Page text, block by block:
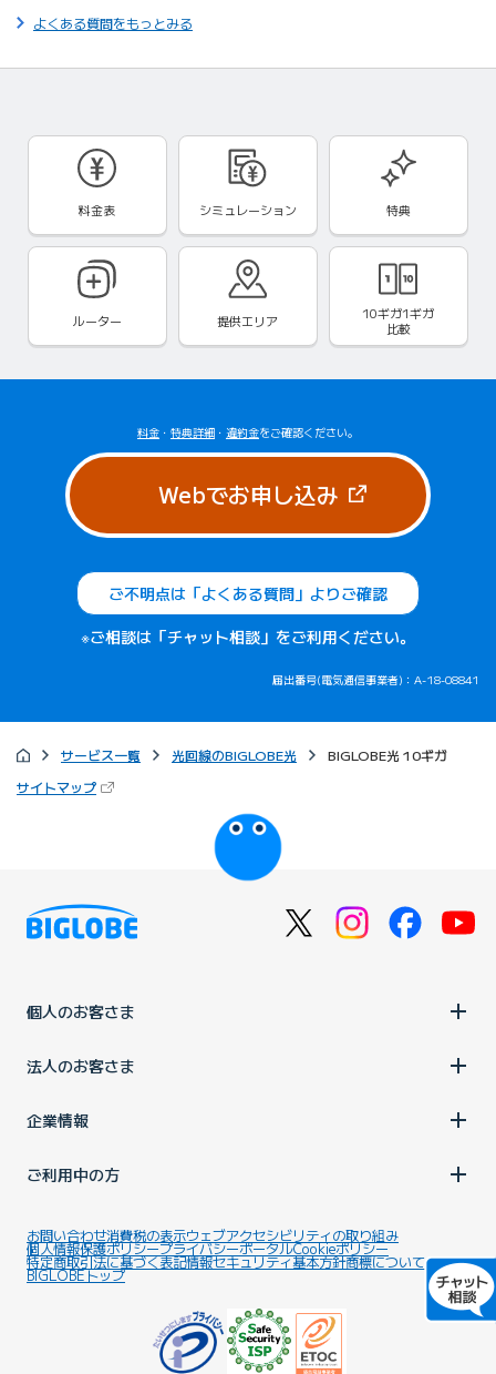
よくある質問をもっとみる
料金表 シミュレーション 特典
ルーター 提供エリア
10ギガ1ギガ
比較
料金 ・ 特典詳細 ・ 違約金をご確認ください。
Webでお申し込み（新しいタブ
ご不明点は「よくある質問」よりご確認
※ご相談は「チャット相談」をご利用ください。
届出番号(電気通信事業者)：A-18-08841
サービス一覧 光回線のBIGLOBE光
BIGLOBE光 10ギガ
サイトマップ（新しいタブで開きます）
個人のお客さま
法人のお客さま
企業情報
ご利用中の方
お問い合わせ消費税の表示ウェブアクセシビリティの取り組み
個人情報保護ポリシープライバシーポータルCookieポリシー
特定商取引法に基づく表記情報セキュリティ基本方針商標について
BIGLOBEトップ